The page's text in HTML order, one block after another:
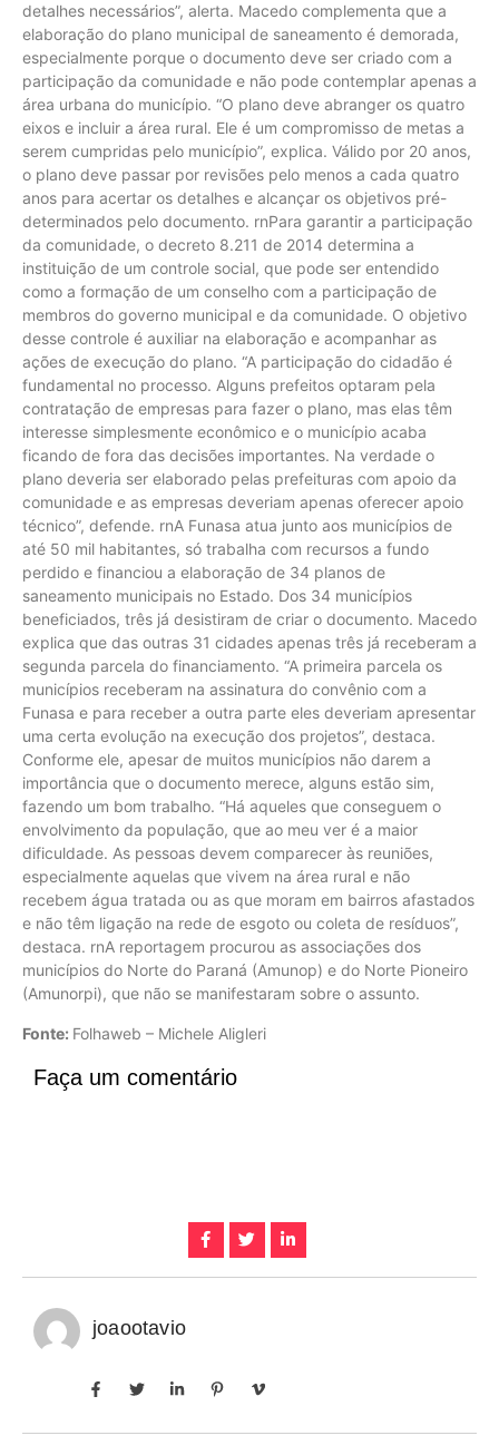
detalhes necessários”, alerta. Macedo complementa que a
elaboração do plano municipal de saneamento é demorada,
especialmente porque o documento deve ser criado com a
participação da comunidade e não pode contemplar apenas a
área urbana do município. “O plano deve abranger os quatro
eixos e incluir a área rural. Ele é um compromisso de metas a
serem cumpridas pelo município”, explica. Válido por 20 anos,
o plano deve passar por revisões pelo menos a cada quatro
anos para acertar os detalhes e alcançar os objetivos pré-
determinados pelo documento. rnPara garantir a participação
da comunidade, o decreto 8.211 de 2014 determina a
instituição de um controle social, que pode ser entendido
como a formação de um conselho com a participação de
membros do governo municipal e da comunidade. O objetivo
desse controle é auxiliar na elaboração e acompanhar as
ações de execução do plano. “A participação do cidadão é
fundamental no processo. Alguns prefeitos optaram pela
contratação de empresas para fazer o plano, mas elas têm
interesse simplesmente econômico e o município acaba
ficando de fora das decisões importantes. Na verdade o
plano deveria ser elaborado pelas prefeituras com apoio da
comunidade e as empresas deveriam apenas oferecer apoio
técnico”, defende. rnA Funasa atua junto aos municípios de
até 50 mil habitantes, só trabalha com recursos a fundo
perdido e financiou a elaboração de 34 planos de
saneamento municipais no Estado. Dos 34 municípios
beneficiados, três já desistiram de criar o documento. Macedo
explica que das outras 31 cidades apenas três já receberam a
segunda parcela do financiamento. “A primeira parcela os
municípios receberam na assinatura do convênio com a
Funasa e para receber a outra parte eles deveriam apresentar
uma certa evolução na execução dos projetos”, destaca.
Conforme ele, apesar de muitos municípios não darem a
importância que o documento merece, alguns estão sim,
fazendo um bom trabalho. “Há aqueles que conseguem o
envolvimento da população, que ao meu ver é a maior
dificuldade. As pessoas devem comparecer às reuniões,
especialmente aquelas que vivem na área rural e não
recebem água tratada ou as que moram em bairros afastados
e não têm ligação na rede de esgoto ou coleta de resíduos”,
destaca. rnA reportagem procurou as associações dos
municípios do Norte do Paraná (Amunop) e do Norte Pioneiro
(Amunorpi), que não se manifestaram sobre o assunto.
Fonte: Folhaweb – Michele Aligleri
Faça um comentário
joaootavio